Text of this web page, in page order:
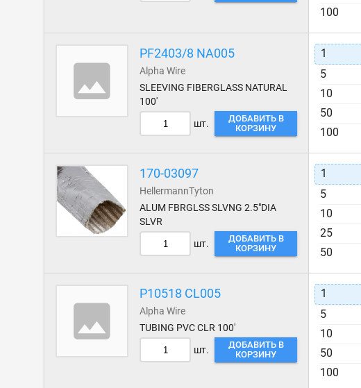
PF2403/8 NA005
Alpha Wire
SLEEVING FIBERGLASS NATURAL
100'
шт.
ДОБАВИТЬ В
КОРЗИНУ
170-03097
HellermannTyton
ALUM FBRGLSS SLVNG 2.5"DIA
SLVR
шт.
ДОБАВИТЬ В
КОРЗИНУ
P10518 CL005
Alpha Wire
TUBING PVC CLR 100'
шт.
ДОБАВИТЬ В
КОРЗИНУ
100
1
5
10
50
100
1
5
10
25
50
1
5
10
50
100